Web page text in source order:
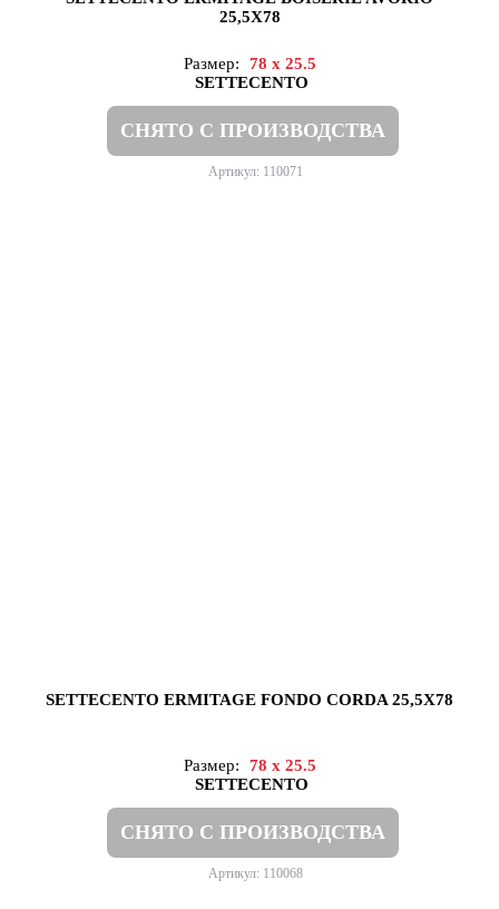
25,5X78
Размер:
78 x 25.5
SETTECENTO
СНЯТО С ПРОИЗВОДСТВА
Артикул: 110071
SETTECENTO ERMITAGE FONDO CORDA 25,5X78
Размер:
78 x 25.5
SETTECENTO
СНЯТО С ПРОИЗВОДСТВА
Артикул: 110068